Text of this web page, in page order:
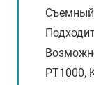
PT1000,